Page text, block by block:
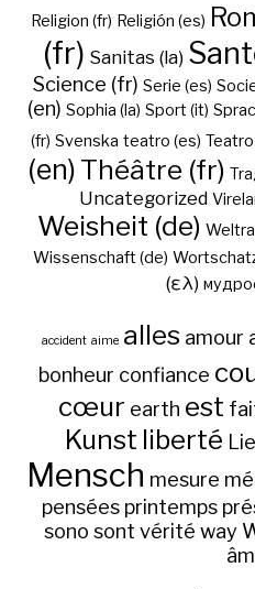
Religion (fr) Religión (es)
(fr) Sanitas (la)
Science (fr) Serie (es)
(en) Sophia (la) Sport (it)
(fr) Svenska teatro (es)
(en) Théâtre (fr)
Uncategorized
Weisheit (de)
Wissenschaft (de)
(ελ)
accident aime alles amour
bonheur confiance
cœur earth est
Kunst liberté
Mensch mesure
pensées printemps
sono sont vérité way